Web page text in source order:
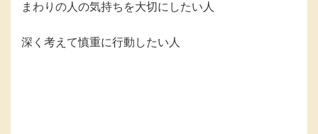
まわりの人の気持ちを大切にしたい人
深く考えて慎重に行動したい人